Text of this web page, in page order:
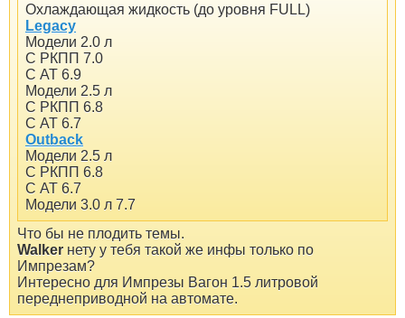
Охлаждающая жидкость (до уровня FULL)
Legacy
Модели 2.0 л
С РКПП 7.0
С АТ 6.9
Модели 2.5 л
С РКПП 6.8
С АТ 6.7
Outback
Модели 2.5 л
С РКПП 6.8
С АТ 6.7
Модели 3.0 л 7.7
Что бы не плодить темы.
Walker нету у тебя такой же инфы только по
Импрезам?
Интересно для Импрезы Вагон 1.5 литровой
переднеприводной на автомате.